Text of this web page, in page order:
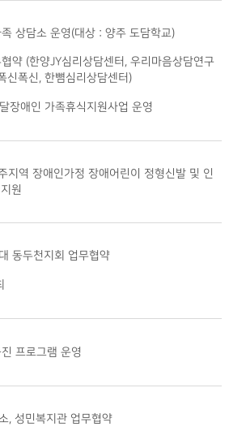
상담소 운영(대상 : 양주 도담학교)
약 (한양JY심리상담센터, 우리마음상담연구
신폭신, 한뼘심리상담센터)
장애인 가족휴식지원사업 운영
지역 장애인가정 장애어린이 정형신발 및 인
원
동두천지회 업무협약
프로그램 운영
, 성민복지관 업무협약